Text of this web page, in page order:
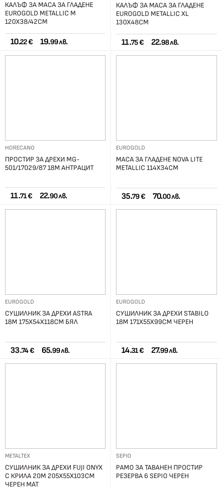
КАЛЪФ ЗА МАСА ЗА ГЛАДЕНЕ
EUROGOLD METALLIC М
120Х38/42СМ
10.22 € 19.99 лв.
КАЛЪФ ЗА МАСА ЗА ГЛАДЕНЕ
EUROGOLD METALLIC XL
130Х48СМ
11.75 € 22.98 лв.
HORECANO
ПРОСТИР ЗА ДРЕХИ MG-
501/17029/87 18М АНТРАЦИТ
11.71 € 22.90 лв.
EUROGOLD
МАСА ЗА ГЛАДЕНЕ NOVA LITE
METALLIC 114X34СМ
35.79 € 70.00 лв.
EUROGOLD
СУШИЛНИК ЗА ДРЕХИ ASTRA
18М 175X54X118СМ БЯЛ
33.74 € 65.99 лв.
EUROGOLD
СУШИЛНИК ЗА ДРЕХИ STABILO
18М 171X55X99СМ ЧЕРЕН
14.31 € 27.99 лв.
METALTEX
СУШИЛНИК ЗА ДРЕХИ FUJI ONYX
С КРИЛА 20М 205X55X103СМ
ЧЕРЕН МАТ
SEPIO
РАМО ЗА ТАВАНЕН ПРОСТИР
РЕЗЕРВА 6 SEPIO ЧЕРЕН